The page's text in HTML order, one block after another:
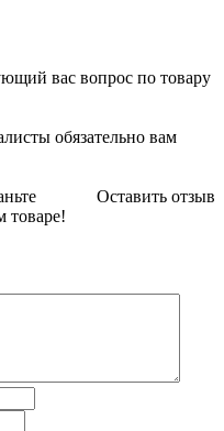
вас вопрос по товару
обязательно вам
Оставить отзыв
товаре!